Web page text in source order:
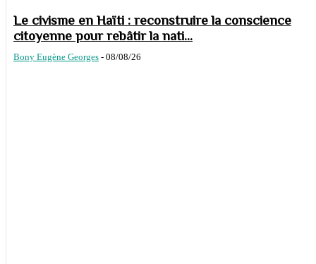
Le civisme en Haïti : reconstruire la conscience
citoyenne pour rebâtir la nati...
Bony Eugène Georges - 08/08/26